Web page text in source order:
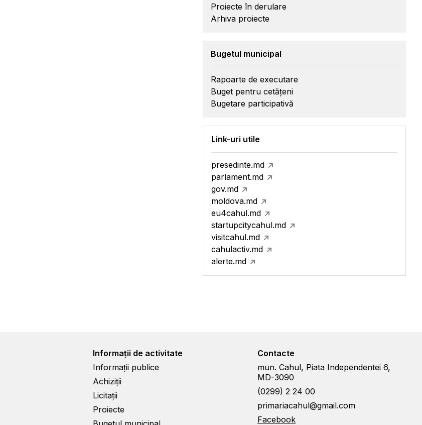
Proiecte în derulare
Arhiva proiecte
Bugetul municipal
Rapoarte de executare
Buget pentru cetățeni
Bugetare participativă
Link-uri utile
presedinte.md
parlament.md
gov.md
moldova.md
eu4cahul.md
startupcitycahul.md
visitcahul.md
cahulactiv.md
alerte.md
Informații de activitate
Informații publice
Achiziții
Licitații
Proiecte
Contacte
mun. Cahul, Piata Independentei 6,
MD-3090
(0299) 2 24 00
primariacahul@gmail.com
Facebook